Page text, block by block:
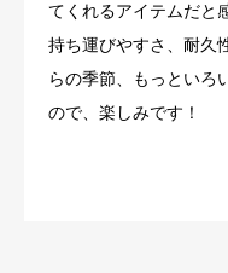
てくれるアイテムだと
持ち運びやすさ、耐久
らの季節、もっといろ
ので、楽しみです！